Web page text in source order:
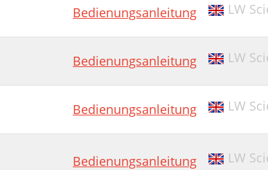
Bedienungsanleitung LW
Bedienungsanleitung LW
Bedienungsanleitung LW
Bedienungsanleitung LW